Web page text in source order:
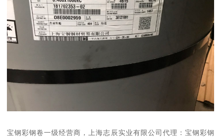
宝钢彩钢卷一级经营商，上海志辰实业有限公司代理：宝钢彩钢